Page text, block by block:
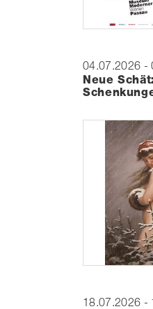
04.07.2026 -
Neue
18.07.2026 -